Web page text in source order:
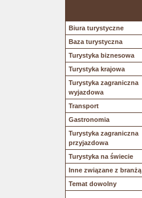
Biura turystyczne
Baza turystyczna
Turystyka biznesowa
Turystyka krajowa
Turystyka zagraniczna
wyjazdowa
Transport
Gastronomia
Turystyka zagraniczna
przyjazdowa
Turystyka na świecie
Inne związane z branżą
Temat dowolny